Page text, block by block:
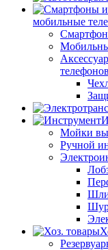
мобильные
телефонов
Мойки
Ручной